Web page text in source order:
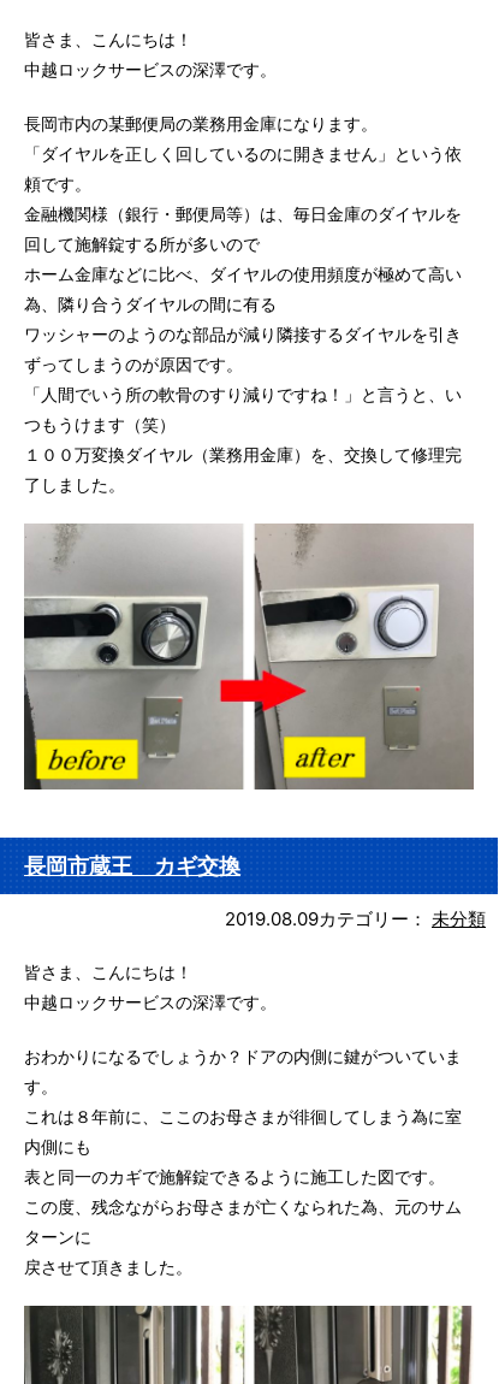
皆さま、こんにちは！
中越ロックサービスの深澤です。
長岡市内の某郵便局の業務用金庫になります。
「ダイヤルを正しく回しているのに開きません」という依
頼です。
金融機関様（銀行・郵便局等）は、毎日金庫のダイヤルを
回して施解錠する所が多いので
ホーム金庫などに比べ、ダイヤルの使用頻度が極めて高い
為、隣り合うダイヤルの間に有る
ワッシャーのようのな部品が減り隣接するダイヤルを引き
ずってしまうのが原因です。
「人間でいう所の軟骨のすり減りですね！」と言うと、い
つもうけます（笑）
１００万変換ダイヤル（業務用金庫）を、交換して修理完
了しました。
長岡市蔵王 カギ交換
2019.08.09カテゴリー： 未分類
皆さま、こんにちは！
中越ロックサービスの深澤です。
おわかりになるでしょうか？ドアの内側に鍵がついていま
す。
これは８年前に、ここのお母さまが徘徊してしまう為に室
内側にも
表と同一のカギで施解錠できるように施工した図です。
この度、残念ながらお母さまが亡くなられた為、元のサム
ターンに
戻させて頂きました。